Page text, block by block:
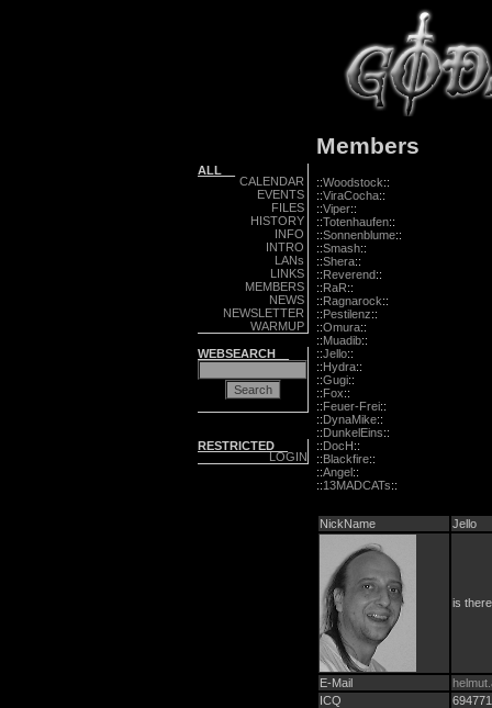
ALL__
CALENDAR
EVENTS
FILES
HISTORY
INFO
INTRO
LANs
LINKS
MEMBERS
NEWS
NEWSLETTER
WARMUP
WEBSEARCH__
RESTRICTED__
LOGIN
Members
::Woodstock::
::ViraCocha::
::Viper::
::Totenhaufen::
::Sonnenblume::
::Smash::
::Shera::
::Reverend::
::RaR::
::Ragnarock::
::Pestilenz::
::Omura::
::Muadib::
::Jello::
::Hydra::
::Gugi::
::Fox::
::Feuer-Frei::
::DynaMike::
::DunkelEins::
::DocH::
::Blackfire::
::Angel::
::13MADCATs::
NickName Jello
is
E-Mail
ICQ